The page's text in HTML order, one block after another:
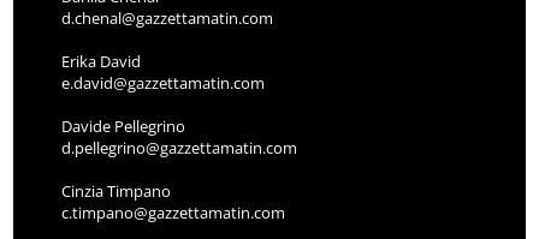
d.chenal@gazzettamatin.com
Erika David
e.david@gazzettamatin.com
Davide Pellegrino
d.pellegrino@gazzettamatin.com
Cinzia Timpano
c.timpano@gazzettamatin.com